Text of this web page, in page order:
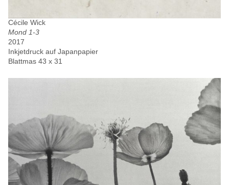
Cécile Wick
Mond 1-3
2017
Inkjetdruck auf Japanpapier
Blattmas 43 x 31